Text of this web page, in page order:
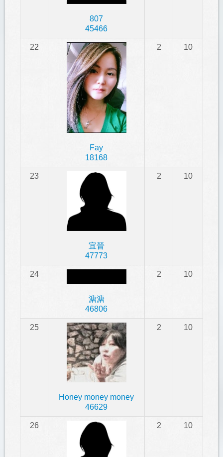
807
45466
22
Fay
18168
2 10
23
宜晉
47773
2 10
24
溏溏
46806
2 10
25
Honey money money
46629
2 10
26 2 10